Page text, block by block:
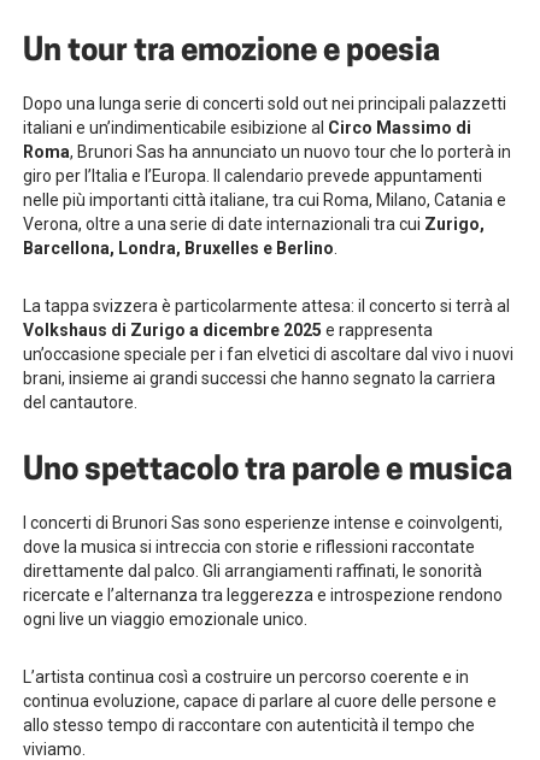
Un tour tra emozione e poesia
Dopo una lunga serie di concerti sold out nei principali palazzetti
italiani e un’indimenticabile esibizione al Circo Massimo di
Roma, Brunori Sas ha annunciato un nuovo tour che lo porterà in
giro per l’Italia e l’Europa. Il calendario prevede appuntamenti
nelle più importanti città italiane, tra cui Roma, Milano, Catania e
Verona, oltre a una serie di date internazionali tra cui Zurigo,
Barcellona, Londra, Bruxelles e Berlino
La tappa svizzera è particolarmente attesa: il concerto si terrà al
Volkshaus di Zurigo a dicembre 2025 e rappresenta
un’occasione speciale per i fan elvetici di ascoltare dal vivo i nuovi
brani, insieme ai grandi successi che hanno segnato la carriera
del cantautore.
Uno spettacolo tra parole e musica
I concerti di Brunori Sas sono esperienze intense e coinvolgenti,
dove la musica si intreccia con storie e riflessioni raccontate
direttamente dal palco. Gli arrangiamenti raffinati, le sonorità
ricercate e l’alternanza tra leggerezza e introspezione rendono
ogni live un viaggio emozionale unico.
L’artista continua così a costruire un percorso coerente e in
continua evoluzione, capace di parlare al cuore delle persone e
allo stesso tempo di raccontare con autenticità il tempo che
viviamo.